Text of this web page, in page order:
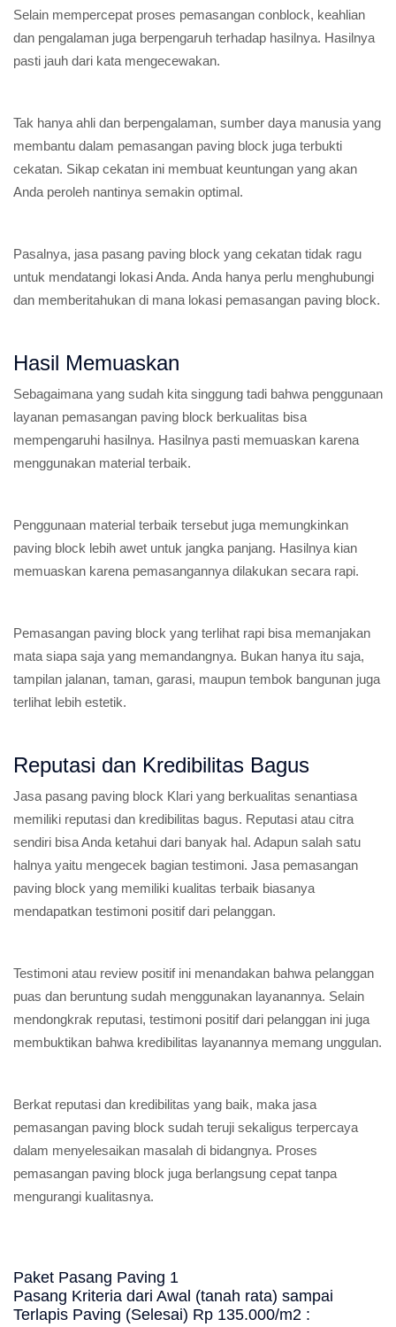
Selain mempercepat proses pemasangan conblock, keahlian
dan pengalaman juga berpengaruh terhadap hasilnya. Hasilnya
pasti jauh dari kata mengecewakan.
Tak hanya ahli dan berpengalaman, sumber daya manusia yang
membantu dalam pemasangan paving block juga terbukti
cekatan. Sikap cekatan ini membuat keuntungan yang akan
Anda peroleh nantinya semakin optimal.
Pasalnya, jasa pasang paving block yang cekatan tidak ragu
untuk mendatangi lokasi Anda. Anda hanya perlu menghubungi
dan memberitahukan di mana lokasi pemasangan paving block.
Hasil Memuaskan
Sebagaimana yang sudah kita singgung tadi bahwa penggunaan
layanan pemasangan paving block berkualitas bisa
mempengaruhi hasilnya. Hasilnya pasti memuaskan karena
menggunakan material terbaik.
Penggunaan material terbaik tersebut juga memungkinkan
paving block lebih awet untuk jangka panjang. Hasilnya kian
memuaskan karena pemasangannya dilakukan secara rapi.
Pemasangan paving block yang terlihat rapi bisa memanjakan
mata siapa saja yang memandangnya. Bukan hanya itu saja,
tampilan jalanan, taman, garasi, maupun tembok bangunan juga
terlihat lebih estetik.
Reputasi dan Kredibilitas Bagus
Jasa pasang paving block Klari yang berkualitas senantiasa
memiliki reputasi dan kredibilitas bagus. Reputasi atau citra
sendiri bisa Anda ketahui dari banyak hal. Adapun salah satu
halnya yaitu mengecek bagian testimoni. Jasa pemasangan
paving block yang memiliki kualitas terbaik biasanya
mendapatkan testimoni positif dari pelanggan.
Testimoni atau review positif ini menandakan bahwa pelanggan
puas dan beruntung sudah menggunakan layanannya. Selain
mendongkrak reputasi, testimoni positif dari pelanggan ini juga
membuktikan bahwa kredibilitas layanannya memang unggulan.
Berkat reputasi dan kredibilitas yang baik, maka jasa
pemasangan paving block sudah teruji sekaligus terpercaya
dalam menyelesaikan masalah di bidangnya. Proses
pemasangan paving block juga berlangsung cepat tanpa
mengurangi kualitasnya.
Paket Pasang Paving 1
Pasang Kriteria dari Awal (tanah rata) sampai
Terlapis Paving (Selesai) Rp 135.000/m2 :